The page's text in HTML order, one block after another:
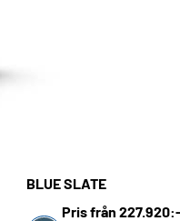
BLUE SLATE
Pris från